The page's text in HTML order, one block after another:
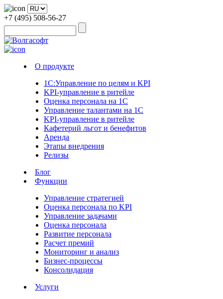
+7 (495) 508-56-27
О продукте
1С:Управление по целям и KPI
KPI-управление в ритейле
Оценка персонала на 1С
Управление талантами на 1С
KPI-управление в ритейле
Кафетерий льгот и бенефитов
Аренда
Этапы внедрения
Релизы
Блог
Функции
Управление стратегией
Оценка персонала по KPI
Управление задачами
Оценка персонала
Развитие персонала
Расчет премий
Мониторинг и анализ
Бизнес-процессы
Консолидация
Услуги